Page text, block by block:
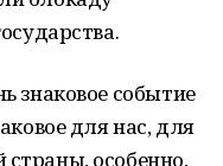
знаковое событие
для нас, для
особенно,